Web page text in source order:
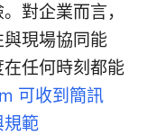
對企業而言，
現場協同能
任何時刻都能
可收到簡訊
規範